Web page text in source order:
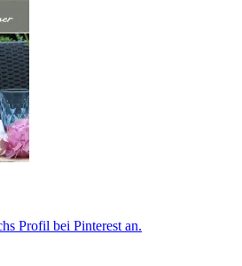
Profil bei Pinterest an.